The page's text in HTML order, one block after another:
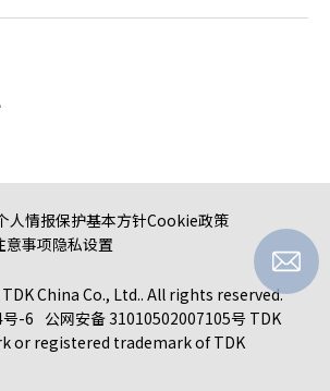
人情报保护基本方针Cookie政策
意事项隐私设置
China Co., Ltd.. All rights reserved.
-6 公网安备 31010502007105号 TDK
or registered trademark of TDK